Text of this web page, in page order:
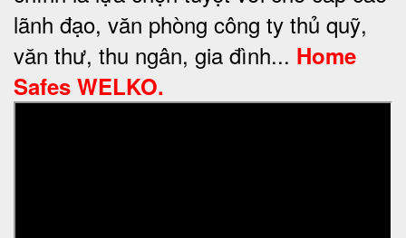
lãnh đạo, văn phòng công ty thủ quỹ,
văn thư, thu ngân, gia đình... Home
Safes WELKO.